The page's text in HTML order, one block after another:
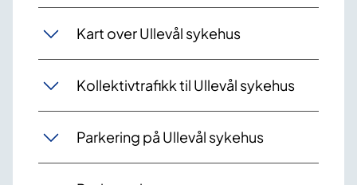
Kart over Ullevål sykehus
Kollektivtrafikk til Ullevål sykehus
Parkering på Ullevål sykehus